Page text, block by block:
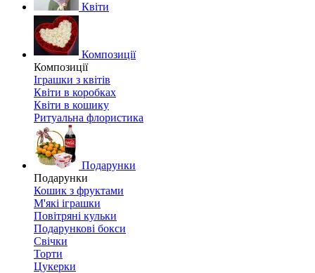
Квіти
Композиції
Композиції
Іграшки з квітів
Квіти в коробках
Квіти в кошику
Ритуальна флористика
Подарунки
Подарунки
Кошик з фруктами
М'які іграшки
Повітряні кульки
Подарункові бокси
Свічки
Торти
Цукерки